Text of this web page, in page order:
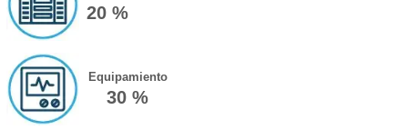
20 %
Equipamiento
30 %